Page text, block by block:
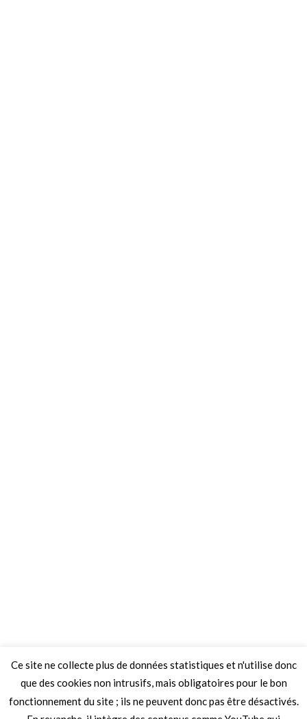
Ce site ne collecte plus de données statistiques et n'utilise donc
que des cookies non intrusifs, mais obligatoires pour le bon
fonctionnement du site ; ils ne peuvent donc pas être désactivés.